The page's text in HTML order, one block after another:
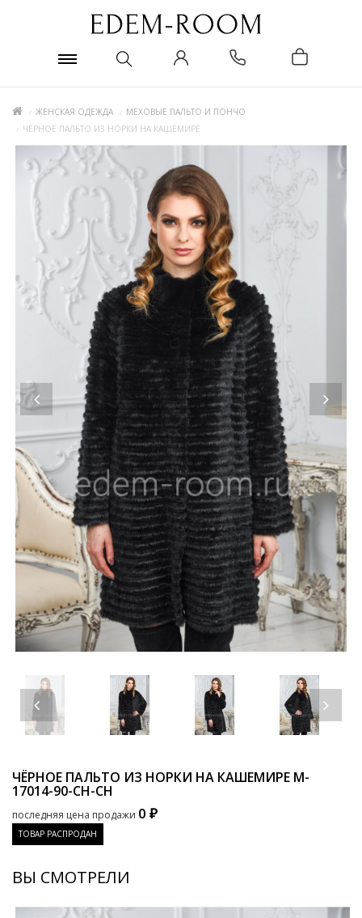
ЖЕНСКАЯ ОДЕЖДА
МЕХОВЫЕ ПАЛЬТО И ПОНЧО
ЧЁРНОЕ ПАЛЬТО ИЗ НОРКИ НА КАШЕМИРЕ
ЧЁРНОЕ ПАЛЬТО ИЗ НОРКИ НА КАШЕМИРЕ M-
17014-90-CH-CH
последняя цена продажи 0 ₽
ТОВАР РАСПРОДАН
ВЫ СМОТРЕЛИ